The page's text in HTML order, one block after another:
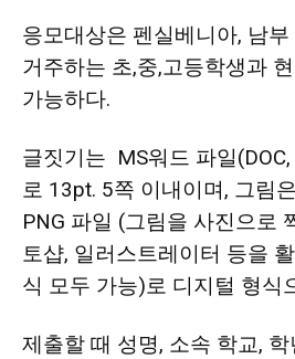
응모대상은 펜실베니아, 남부
거주하는 초,중,고등학생과
가능하다.
글짓기는 MS워드 파일
로 13pt. 5쪽 이내이며, 그림은
PNG 파일 (그림을 사진으로
토샵, 일러스트레이터 등을
식 모두 가능)로 디지털 형식
제출할 때 성명, 소속 학교, 학